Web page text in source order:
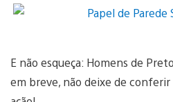
E não esqueça: Homens de
em breve, não deixe de conferir